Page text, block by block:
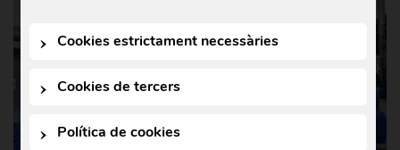
Cookies estrictament necessàries
Cookies de tercers
Política de cookies